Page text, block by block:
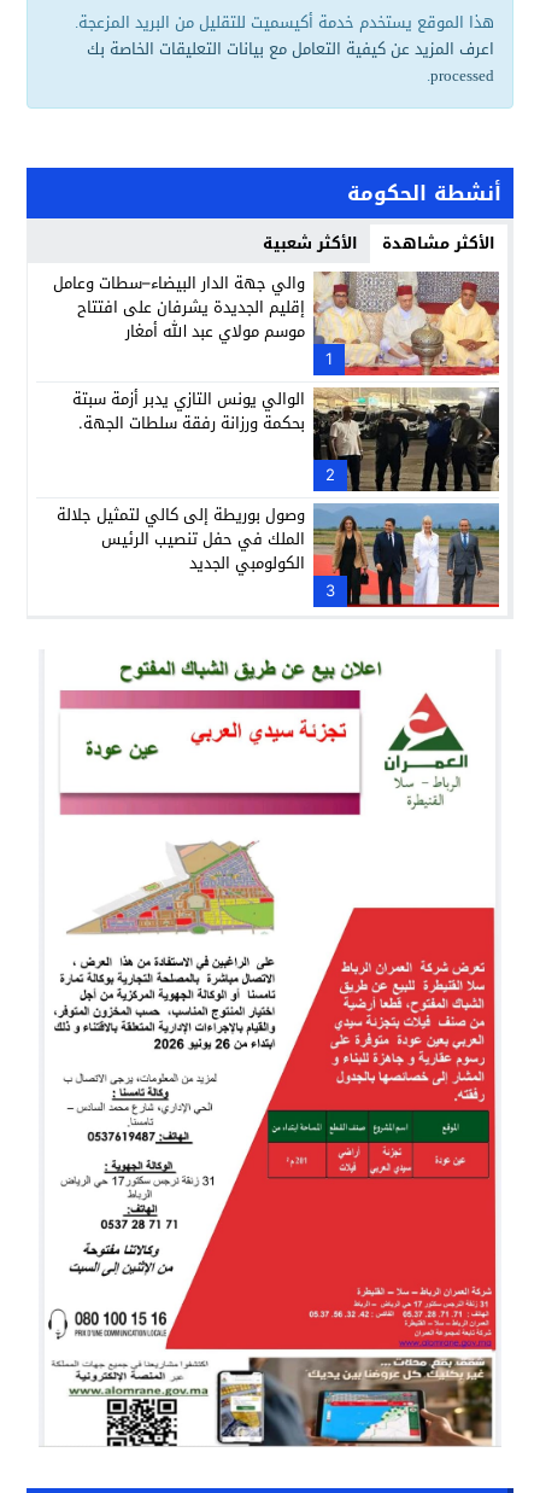
هذا الموقع يستخدم خدمة أكيسميت للتقليل من البريد المزعجة.
اعرف المزيد عن كيفية التعامل مع بيانات التعليقات الخاصة بك
processed
.
أنشطة الحكومة
الأكثر مشاهدة الأكثر شعبية
1
والي جهة الدار البيضاء–سطات وعامل
إقليم الجديدة يشرفان على افتتاح
موسم مولاي عبد الله أمغار
2
الوالي يونس التازي يدبر أزمة سبتة
بحكمة ورزانة رفقة سلطات الجهة.
3
وصول بوريطة إلى كالي لتمثيل جلالة
الملك في حفل تنصيب الرئيس
الكولومبي الجديد